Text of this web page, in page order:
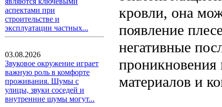
аспектами при
строительстве и
эксплуатации частных...
03.08.2026
Звуковое окружение играет
важную роль в комфорте
проживания. Шумы с
улицы, звуки соседей и
внутренние шумы могут...
кровли, она
появление
негативные
проникновения
материалов и